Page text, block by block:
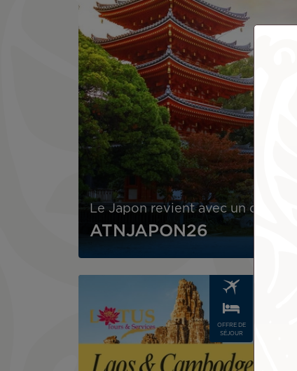
Le Japon revient avec un code
ATNJAPON26
OFFRE DE
SÉJOUR